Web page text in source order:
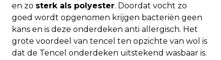
en zo sterk als polyester. Doordat vocht zo
goed wordt opgenomen krijgen bacteriën geen
kans en is deze onderdeken anti allergisch. Het
grote voordeel van tencel ten opzichte van wol is
dat de Tencel onderdeken uitstekend wasbaar is.